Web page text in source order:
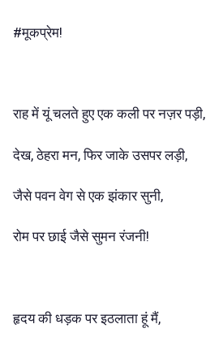
#मूकप्रेम!
राह में यूं चलते हुए एक कली पर नज़र पड़ी,
देख, ठेहरा मन, फिर जाके उसपर लड़ी,
जैसे पवन वेग से एक झंकार सुनी,
रोम पर छाई जैसे सुमन रंजनी!
हृदय की धड़क पर इठलाता हूं मैं,